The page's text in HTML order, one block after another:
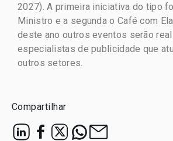
2027). A primeira iniciativa do tipo
Ministro e a segunda o Café com
deste ano outros eventos serão
especialistas de publicidade que
outros setores.
Compartilhar